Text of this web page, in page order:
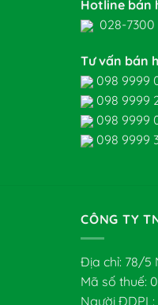
Hotline bán
028-7300
Tư vấn bán
098 9999
098 9999
098 9999
098 9999
CÔNG TY
Địa chỉ: 78/5
Mã số thuế:
Người